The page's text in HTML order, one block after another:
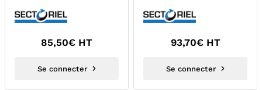
85,50€ HT
Se connecter
93,70€ HT
Se connecter